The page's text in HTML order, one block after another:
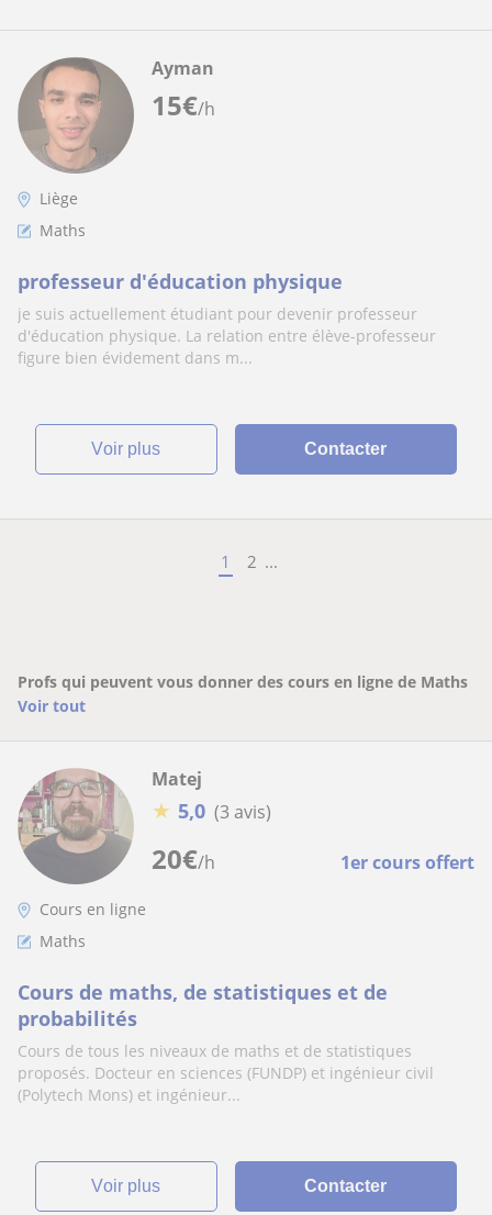
15€/h
Ayman
Liège
Maths
professeur d'éducation physique
je suis actuellement étudiant pour devenir professeur
d'éducation physique. La relation entre élève-professeur
figure bien évidement dans m...
voir plus Contacter
1 2 ...
Profs qui peuvent vous donner des cours en ligne de Maths
Voir tout
20€/h 1er cours offert
Matej
★ 5,0 (3 avis)
Cours en ligne
Maths
Cours de maths, de statistiques et de
probabilités
Cours de tous les niveaux de maths et de statistiques
proposés. Docteur en sciences (FUNDP) et ingénieur civil
(Polytech Mons) et ingénieur...
voir plus Contacter